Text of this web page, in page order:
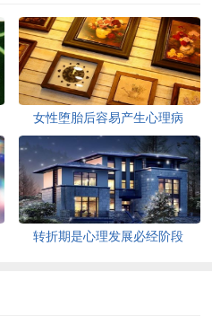
女性堕胎后容易产生心理病
转折期是心理发展必经阶段